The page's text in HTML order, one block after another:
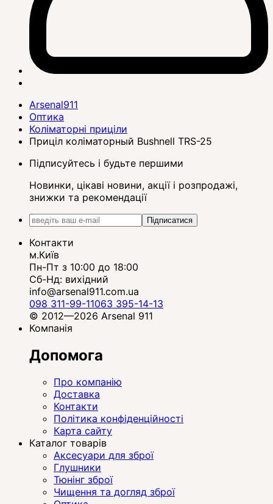
Arsenal911
Оптика
Коліматорні приціли
Приціл коліматорный Bushnell TRS-25
Підписуйтесь і будьте першими
Новинки, цікаві новини, акції і розпродажі,
знижки та рекомендації
Підписатися
Контакти
м.Київ
Пн-Пт з 10:00 до 18:00
Сб-Нд: вихідний
info@arsenal911.com.ua
098 311-99-11063 395-14-13
© 2012—2026 Arsenal 911
Компанія
Допомога
Про компанію
Доставка
Контакти
Політика конфіденційності
Карта сайту
Каталог товарів
Аксесуари для зброї
Глушники
Тюнінг зброї
Чищення та догляд зброї